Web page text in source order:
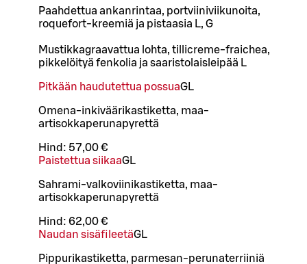
Paahdettua ankanrintaa, portviiniviikunoita,
roquefort-kreemiä ja pistaasia L, G
Mustikkagraavattua lohta, tillicreme-fraichea,
pikkelöityä fenkolia ja saaristolaisleipää L
Pitkään haudutettua possuaGL
Omena-inkiväärikastiketta, maa-
artisokkaperunapyrettä
Hind: 57,00 €
Paistettua siikaaGL
Sahrami-valkoviinikastiketta, maa-
artisokkaperunapyrettä
Hind: 62,00 €
Naudan sisäfileetäGL
Pippurikastiketta, parmesan-perunaterriiniä